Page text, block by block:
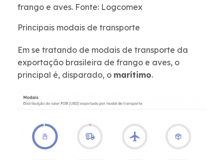
frango e aves. Fonte: Logcomex
Principais modais de transporte
Em se tratando de modais de transporte da
exportação brasileira de frango e aves, o
principal é, disparado, o marítimo.